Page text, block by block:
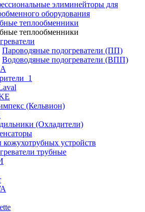
элиминейторы для
оборудования
теплообменники
теплообменники
Пароводяные подогреватели (ПП)
Водоводяные подогреватели (ВПП)
(Кельвион)
(Охладители)
устройств
трубные